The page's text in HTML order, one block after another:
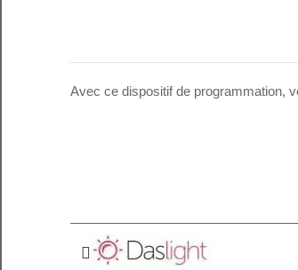
Avec ce dispositif de programmation,